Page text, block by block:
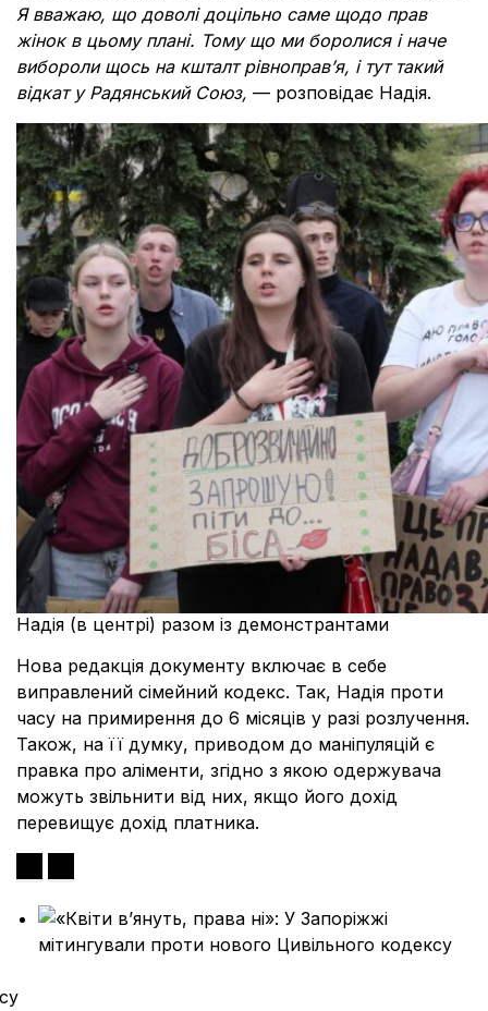
Я вважаю, що доволі доцільно саме щодо прав
жінок в цьому плані. Тому що ми боролися і наче
вибороли щось на кшталт рівноправ’я, і тут такий
відкат у Радянський Союз, — розповідає Надія.
Надія (в центрі) разом із демонстрантами
Нова редакція документу включає в себе
виправлений сімейний кодекс. Так, Надія проти
часу на примирення до 6 місяців у разі розлучення.
Також, на її думку, приводом до маніпуляцій є
правка про аліменти, згідно з якою одержувача
можуть звільнити від них, якщо його дохід
перевищує дохід платника.